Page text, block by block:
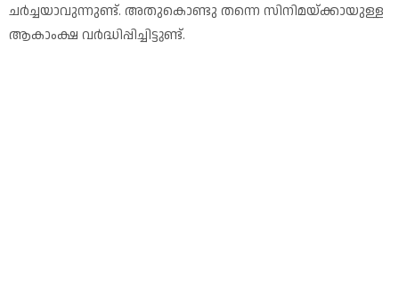
ചർച്ചയാവുന്നുണ്ട്. അതുകൊണ്ടു തന്നെ സിനിമയ്ക്കായുള്ള
ആകാംക്ഷ വർദ്ധിപ്പിച്ചിട്ടുണ്ട്.